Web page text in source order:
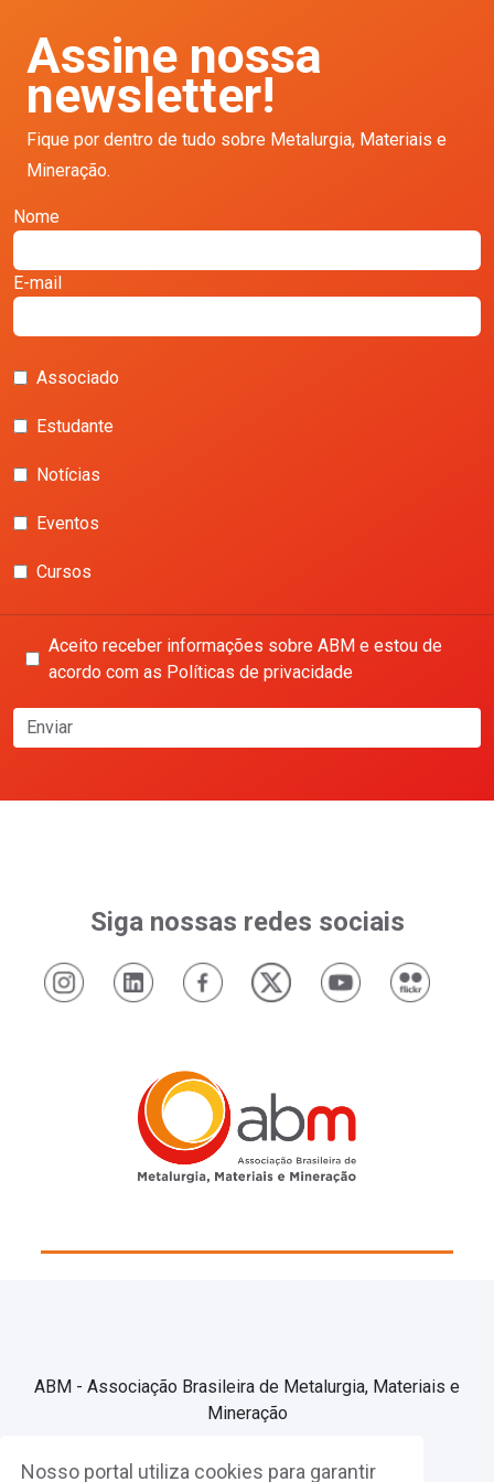
Nosso portal utiliza cookies para garantir
Assine nossa
newsletter!
Fique por dentro de tudo sobre Metalurgia, Materiais e
Mineração.
Nome
E-mail
Associado
Estudante
Notícias
Eventos
Cursos
Aceito receber informações sobre ABM e estou de
acordo com as Políticas de privacidade
Enviar
Siga nossas redes sociais
ABM - Associação Brasileira de Metalurgia, Materiais e
Mineração